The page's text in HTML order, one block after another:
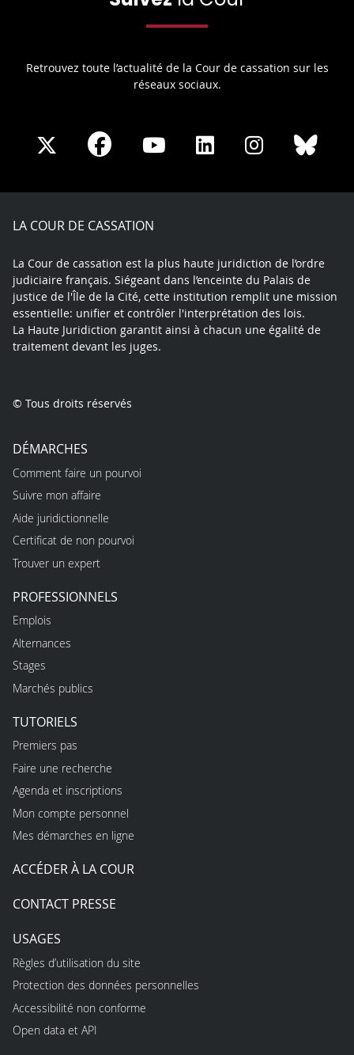
Retrouvez toute l’actualité de la Cour de cassation sur les
réseaux sociaux.
Share
X
Share
Facebook
Share
Youtube
Share
LinkedIn
Share
Instagram
LA COUR DE CASSATION
La Cour de cassation est la plus haute juridiction de l’ordre
judiciaire français. Siégeant dans l’enceinte du Palais de
justice de l'Île de la Cité, cette institution remplit une mission
essentielle: unifier et contrôler l'interprétation des lois.
La Haute Juridiction garantit ainsi à chacun une égalité de
traitement devant les juges.
© Tous droits réservés
DÉMARCHES
Comment faire un pourvoi
Suivre mon affaire
Aide juridictionnelle
Certificat de non pourvoi
Trouver un expert
PROFESSIONNELS
Emplois
Alternances
Stages
Marchés publics
TUTORIELS
Premiers pas
Faire une recherche
Agenda et inscriptions
Mon compte personnel
Mes démarches en ligne
ACCÉDER À LA COUR
CONTACT PRESSE
USAGES
Règles d’utilisation du site
Protection des données personnelles
Accessibilité non conforme
Open data et API